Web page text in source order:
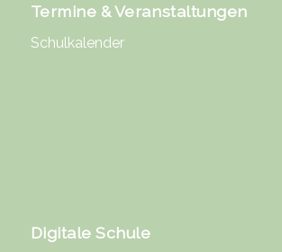
Termine & Veranstaltungen
Schulkalender
Digitale Schule